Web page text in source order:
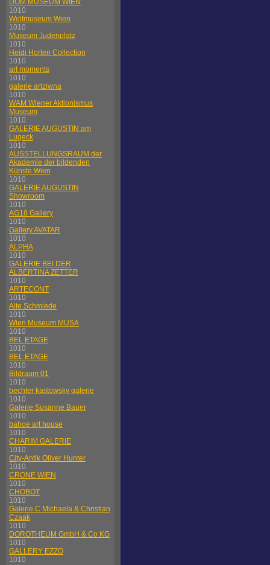
DOM MUSEUM WIEN
1010
Weltmuseum Wien
1010
Museum Judenplatz
1010
Heidi Horten Collection
1010
art moments
1010
galerie artziwna
1010
WAM Wiener Aktionismus
Museum
1010
GALERIE AUGUSTIN am
Lugeck
1010
AUSSTELLUNGSRAUM der
Akademie der bildenden
Künste Wien
1010
GALERIE AUGUSTIN
Showroom
1010
AG18 Gallery
1010
Gallery AVATAR
1010
ALPHA
1010
GALERIE BEI DER
ALBERTINA ZETTER
1010
ARTECONT
1010
Alte Schmiede
1010
Wien Museum MUSA
1010
BEL ETAGE
1010
BEL ETAGE
1010
Bildraum 01
1010
bechter kastowsky galerie
1010
Galerie Susanne Bauer
1010
bahoe art house
1010
CHARIM GALERIE
1010
City-Antik Oliver Hunter
1010
CRONE WIEN
1010
CHOBOT
1010
Galerie C Michaela & Christian
Czaak
1010
DOROTHEUM GmbH & Co KG
1010
GALLERY EZZO
1010